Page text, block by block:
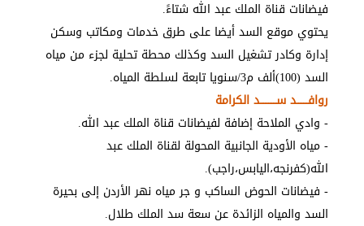
فيضانات قناة الملك عبد الله شتاءً.
يحتوي موقع السد أيضا على طرق خدمات ومكاتب وسكن
إدارة وكادر تشغيل السد وكذلك محطة تحلية لجزء من مياه
السد (100)ألف م3/سنويا تابعة لسلطة المياه.
روافـــــــد ســــــــــد الكرامة
- وادي الملاحة إضافة لفيضانات قناة الملك عبد الله.
- مياه الأودية الجانبية المحولة لقناة الملك عبد
الله(كفرنجه،اليابس،راجب).
- فيضانات الحوض الساكب و جر مياه نهر الأردن إلى بحيرة
السد والمياه الزائدة عن سعة سد الملك طلال.